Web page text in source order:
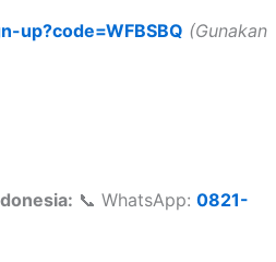
up?code=WFBSBQ (Gunakan
📞 WhatsApp: 0821-